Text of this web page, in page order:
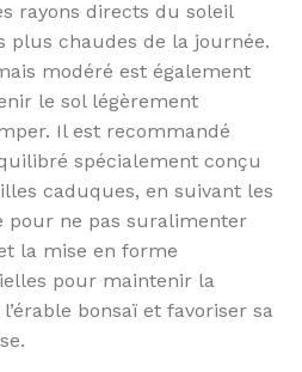
rayons directs du soleil
plus chaudes de la journée.
modéré est également
le sol légèrement
Il est recommandé
spécialement conçu
caduques, en suivant les
pour ne pas suralimenter
la mise en forme
pour maintenir la
bonsaï et favoriser sa